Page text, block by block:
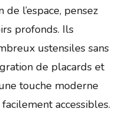
l’espace, pensez
profonds. Ils
ustensiles sans
de placards et
touche moderne
accessibles.